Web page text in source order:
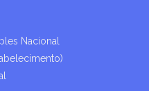
Nacional